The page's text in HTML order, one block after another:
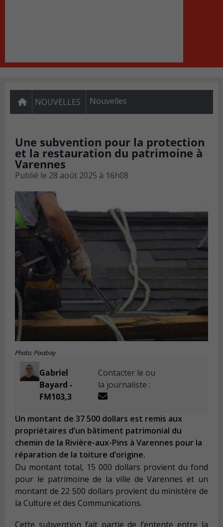
NOUVELLES Nouvelles
Une subvention pour la protection
et la restauration du patrimoine à
Varennes
Publié le 28 août 2025 à 16h08
Photo: Pixabay
Gabriel
Bayard -
FM103,3
Contacter le ou
la journaliste :
Un montant de 37 500 dollars est remis aux
propriétaires d’un bâtiment patrimonial du
chemin de la Rivière-aux-Pins à Varennes pour la
réparation de la toiture d’origine.
Du montant total, 15 000 dollars provient du fond
pour le patrimoine de la ville de Varennes et un
montant de 22 500 dollars provient du ministère de
la Culture et des Communications.
Cette subvention fait partie de l’entente entre la